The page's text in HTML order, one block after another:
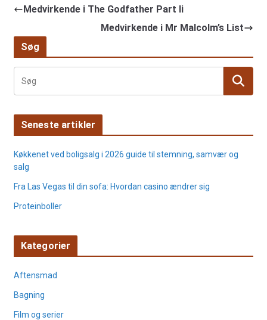
Medvirkende i The Godfather Part Ii
Medvirkende i Mr Malcolm’s List
Søg
Seneste artikler
Køkkenet ved boligsalg i 2026 guide til stemning, samvær og
salg
Fra Las Vegas til din sofa: Hvordan casino ændrer sig
Proteinboller
Kategorier
Aftensmad
Bagning
Film og serier